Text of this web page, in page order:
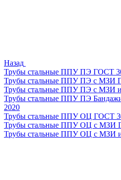
Назад
Трубы стальные ППУ ПЭ ГОСТ
Трубы стальные ППУ ПЭ с МЗИ
Трубы стальные ППУ ПЭ с МЗИ
Трубы стальные ППУ ПЭ
2020
Трубы стальные ППУ ОЦ ГОСТ
Трубы стальные ППУ ОЦ с МЗИ
Трубы стальные ППУ ОЦ с МЗИ